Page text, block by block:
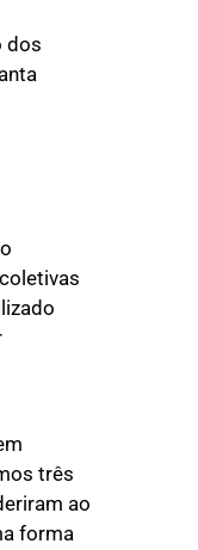
dos
três
ao
forma